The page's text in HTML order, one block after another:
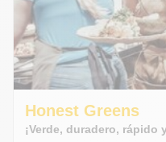
Honest Greens
¡Verde, duradero, rápido